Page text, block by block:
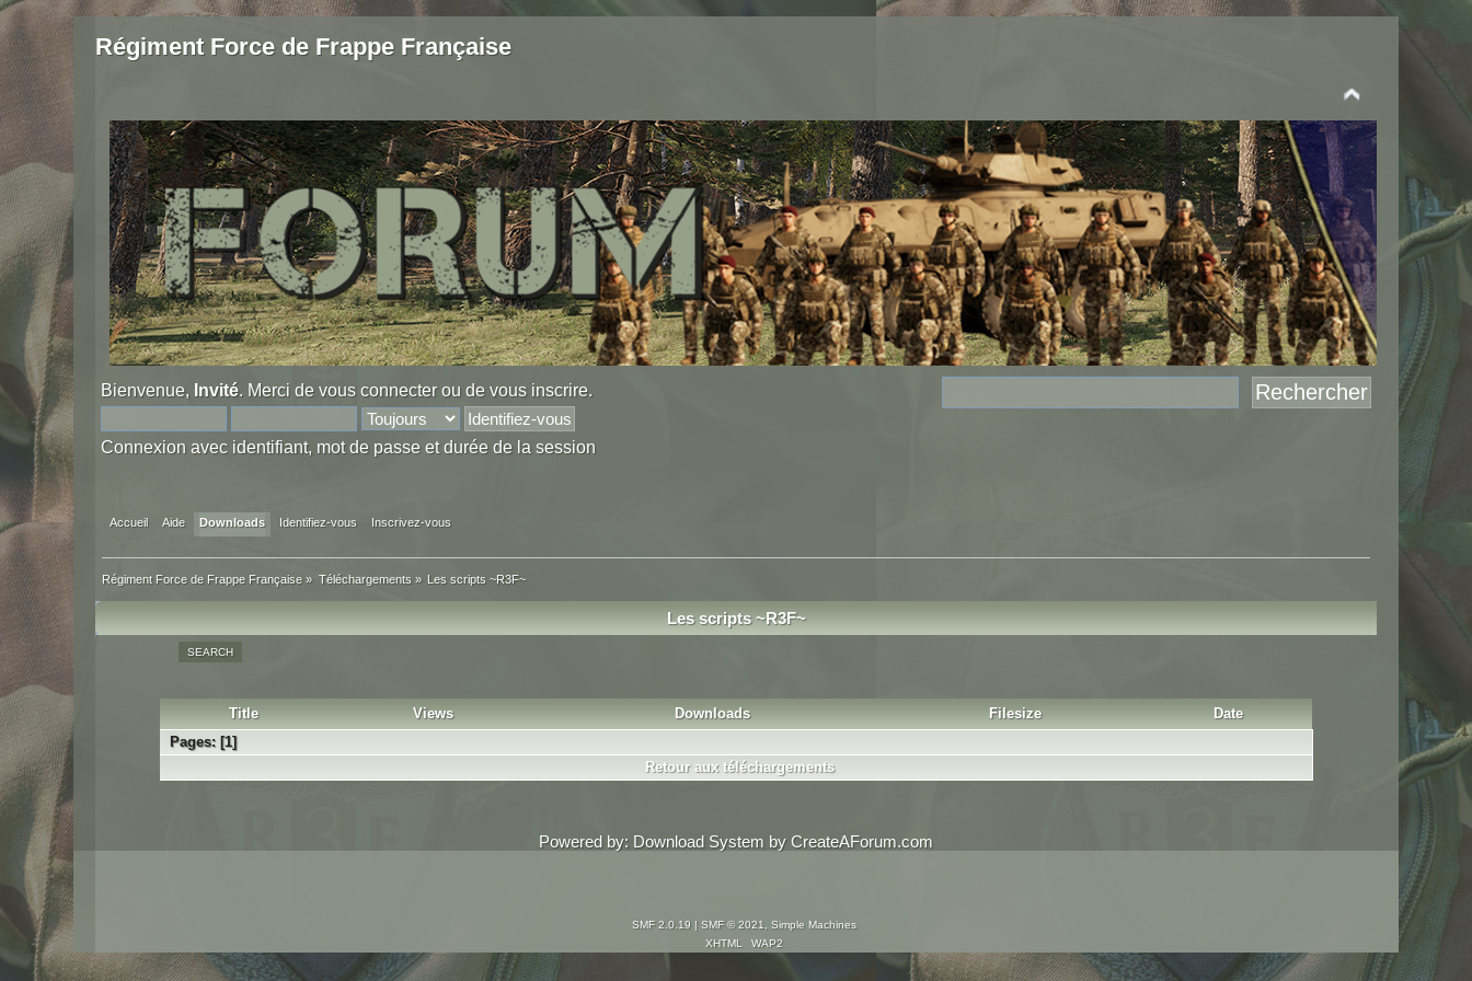
Régiment Force de Frappe Française
Bienvenue, Invité. Merci devous connecterou devous inscrire.
Connexion avec identifiant, mot de passe et durée de la session
Accueil Aide Downloads Identifiez-vous Inscrivez-vous
Régiment Force de Frappe Française » Téléchargements » Les scripts ~R3F~
Les scripts ~R3F~
SEARCH
Title Views Downloads Filesize
Date
Pages: [1]
Retour aux téléchargements
Powered by: Download System by CreateAForum.com
SMF 2.0.19 | SMF © 2021, Simple Machines
XHTML
WAP2